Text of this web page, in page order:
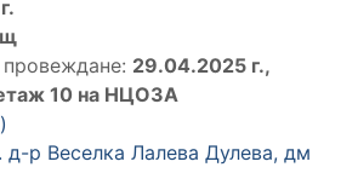
29.04.2025 г.,
10 на НЦОЗА
д-р Веселка Лалева Дулева, дм